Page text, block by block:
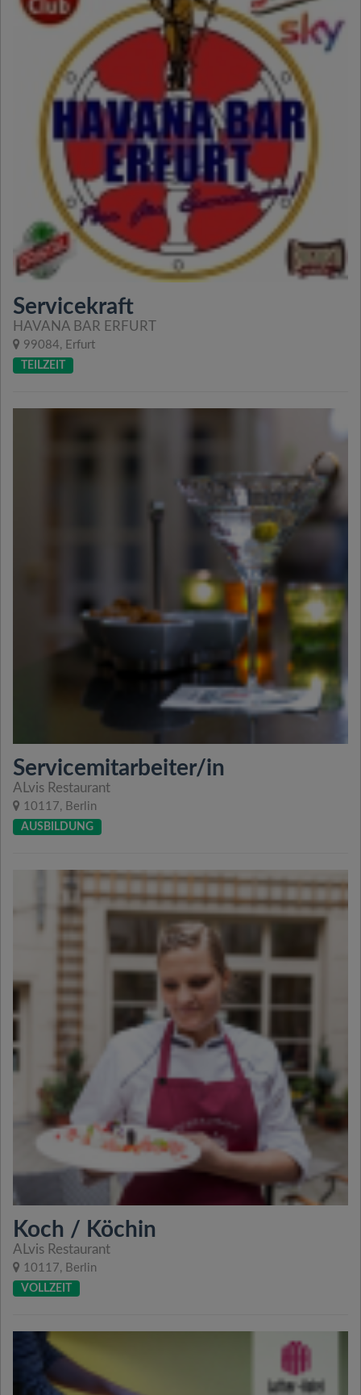
Servicekraft
HAVANA BAR ERFURT
99084, Erfurt
TEILZEIT
Servicemitarbeiter/in
ALvis Restaurant
10117, Berlin
AUSBILDUNG
Koch / Köchin
ALvis Restaurant
10117, Berlin
VOLLZEIT